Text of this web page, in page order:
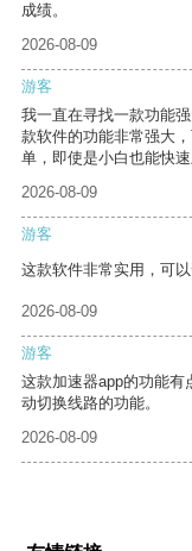
成绩。
2026-08-09
游客
我一直在寻找一款功能
款软件的功能非常强大
单，即使是小白也能快速
2026-08-09
游客
这款软件非常实用，可
2026-08-09
游客
这款加速器app的功能有
动切换线路的功能。
2026-08-09